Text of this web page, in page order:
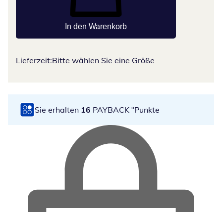
In den Warenkorb
Lieferzeit:Bitte wählen Sie eine Größe
Sie erhalten 16 PAYBACK °Punkte